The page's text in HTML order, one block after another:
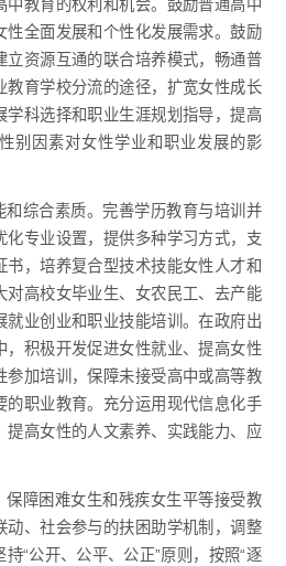
中教育的权利和机会。鼓励普通高中
性全面发展和个性化发展需求。鼓励
立资源互通的联合培养模式，畅通普
教育学校分流的途径，扩宽女性成长
学科选择和职业生涯规划指导，提高
别因素对女性学业和职业发展的影
综合素质。完善学历教育与培训并
化专业设置，提供多种学习方式，支
书，培养复合型技术技能女性人才和
对高校女毕业生、女农民工、去产能
就业创业和职业技能培训。在政府出
，积极开发促进女性就业、提高女性
参加培训，保障未接受高中或高等教
的职业教育。充分运用现代信息化手
提高女性的人文素养、实践能力、应
障困难女生和残疾女生平等接受教
动、社会参与的扶困助学机制，调整
“公开、公平、公正”原则，按照“逐